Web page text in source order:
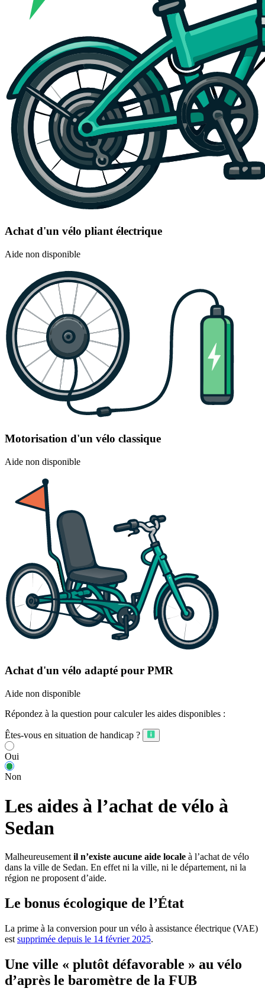
Achat d'un vélo pliant électrique
Aide non disponible
Motorisation d'un vélo classique
Aide non disponible
Achat d'un vélo adapté pour PMR
Aide non disponible
Répondez à la question pour calculer les aides disponibles :
Êtes-vous en situation de handicap ?
Oui
Non
Les aides à l’achat de vélo à
Sedan
Malheureusement il n’existe aucune aide locale à l’achat de vélo
dans la ville de Sedan. En effet ni la ville, ni le département, ni la
région ne proposent d’aide.
Le bonus écologique de l’État
La prime à la conversion pour un vélo à assistance électrique (VAE)
est supprimée depuis le 14 février 2025.
Une ville « plutôt défavorable » au vélo
d’après le baromètre de la FUB